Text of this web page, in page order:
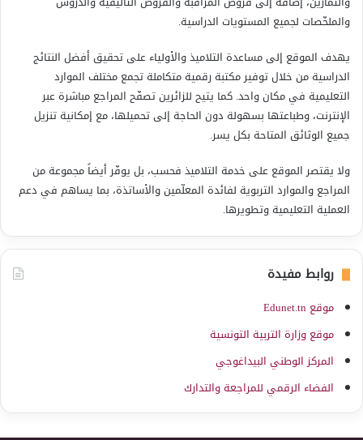
والملخّصات لجميع المستويات الدراسية.
يهدف الموقع إلى مساعدة التلاميذ والأولياء على تحقيق أفضل النتائج
الدراسية من خلال توفير مكتبة رقمية متكاملة تجمع مختلف الموارد
التعليمية في مكان واحد. كما يتيح للزائرين تصفّح المراجع مباشرة عبر
الإنترنت، وطباعتها بسهولة دون الحاجة إلى تحميلها، مع إمكانية تنزيل
جميع الوثائق المتاحة بكل يسر.
ولا يقتصر الموقع على خدمة التلاميذ فحسب، بل يوفّر أيضاً مجموعة من
المراجع والموارد التربوية لفائدة المعلّمين والأساتذة، بما يساهم في دعم
العملية التعليمية وتطويرها.
روابط مفيدة
موقع Edunet.tn
موقع وزارة التربية التونسية
المركز الوطني البيداغوجي
الفضاء الرقمي للمراجعة والتدارك